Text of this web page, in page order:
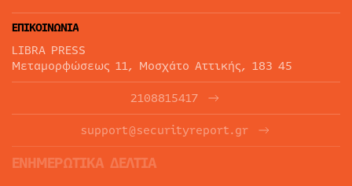
ΕΠΙΚΟΙΝΩΝΙΑ
LIBRA PRESS
Μεταμορφώσεως 11, Μοσχάτο Αττικής, 183 45
2108815417
support@securityreport.gr
ΕΝΗΜΕΡΩΤΙΚΑ ΔΕΛΤΙΑ